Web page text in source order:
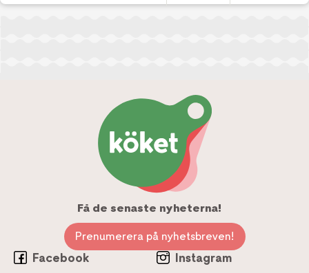
Få de senaste nyheterna!
Prenumerera på nyhetsbreven!
Facebook
Instagram